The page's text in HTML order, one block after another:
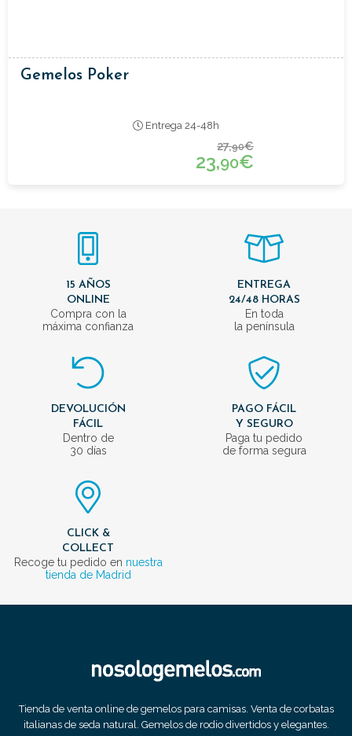
Gemelos Poker
Entrega 24-48h
27,90€
23,90€
15 AÑOS
ONLINE
Compra con la
máxima confianza
ENTREGA
24/48 HORAS
En toda
la península
DEVOLUCIÓN
FÁCIL
Dentro de
30 días
PAGO FÁCIL
Y SEGURO
Paga tu pedido
de forma segura
CLICK &
COLLECT
Recoge tu pedido en nuestra
tienda de Madrid
Tienda de venta online de gemelos para camisas. Venta de corbatas
italianas de seda natural. Gemelos de rodio divertidos y elegantes.